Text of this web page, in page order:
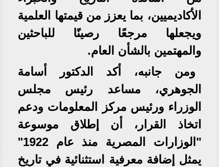
الأكاديميين، بما يعزز من قيمتها العلمية
ويجعلها مرجعًا رصينًا للباحثين
والمهتمين بالشأن العام.
ومن جانبه، أكد الدكتور أسامة
الجوهري، مساعد رئيس مجلس
الوزراء ورئيس مركز المعلومات ودعم
اتخاذ القرار، أن إطلاق موسوعة
"الوزارات المصرية منذ عام 1922"
يمثل إضافة معرفية استثنائية في تاريخ